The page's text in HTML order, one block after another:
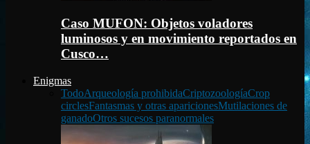
Caso MUFON: Objetos voladores
luminosos y en movimiento reportados en
Cusco…
Enigmas
TodoArqueología prohibidaCriptozoologíaCrop
circlesFantasmas y otras aparicionesMutilaciones de
ganadoOtros sucesos paranormales